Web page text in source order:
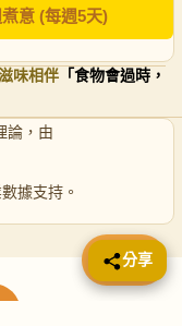
意 (每週5天)
味相伴 「食物會過時，
論，由
據支持。
📤 分享
分享